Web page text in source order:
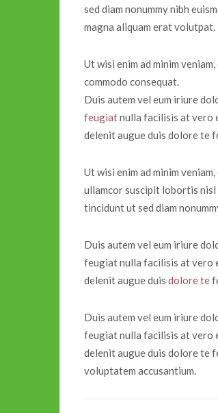
sed diam nonummy nibh
magna aliquam erat volutpat.
Ut wisi enim ad minim
commodo consequat.
Duis autem vel eum iriure
feugiatnulla facilisis at vero
delenit augue duis dolore te
Ut wisi enim ad minim
ullamcor suscipit lobortis nisl
tincidunt ut sed diam
Duis autem vel eum iriure
feugiat nulla facilisis at vero
delenit augue duis dolore te
Duis autem vel eum iriure
feugiat nulla facilisis at vero
delenit augue duis dolore te
voluptatem accusantium.